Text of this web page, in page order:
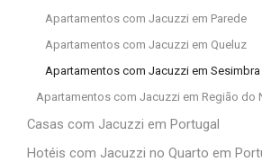
Apartamentos com Jacuzzi em Parede
Apartamentos com Jacuzzi em Queluz
Apartamentos com Jacuzzi em Sesimbra
Apartamentos com Jacuzzi em Região do
Casas com Jacuzzi em Portugal
Hotéis com Jacuzzi no Quarto em